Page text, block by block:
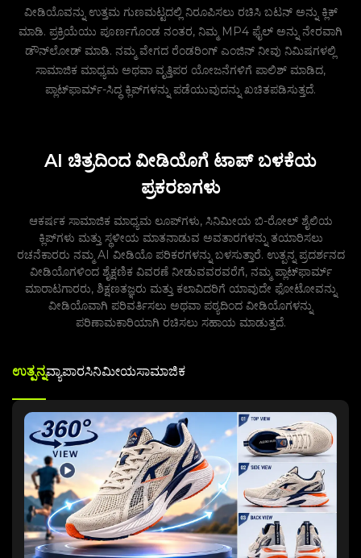
ವೀಡಿಯೊವನ್ನು ಉತ್ತಮ ಗುಣಮಟ್ಟದಲ್ಲಿ ನಿರೂಪಿಸಲು ರಚಿಸಿ ಬಟನ್ ಅನ್ನು ಕ್ಲಿಕ್
ಮಾಡಿ. ಪ್ರಕ್ರಿಯೆಯು ಪೂರ್ಣಗೊಂಡ ನಂತರ, ನಿಮ್ಮ MP4 ಫೈಲ್ ಅನ್ನು ನೇರವಾಗಿ
ಡೌನ್‌ಲೋಡ್ ಮಾಡಿ. ನಮ್ಮ ವೇಗದ ರೆಂಡರಿಂಗ್ ಎಂಜಿನ್ ನೀವು ನಿಮಿಷಗಳಲ್ಲಿ
ಸಾಮಾಜಿಕ ಮಾಧ್ಯಮ ಅಥವಾ ವೃತ್ತಿಪರ ಯೋಜನೆಗಳಿಗೆ ಪಾಲಿಶ್ ಮಾಡಿದ,
ಪ್ಲಾಟ್‌ಫಾರ್ಮ್-ಸಿದ್ಧ ಕ್ಲಿಪ್‌ಗಳನ್ನು ಪಡೆಯುವುದನ್ನು ಖಚಿತಪಡಿಸುತ್ತದೆ.
AI ಚಿತ್ರದಿಂದ ವೀಡಿಯೊಗೆ ಟಾಪ್ ಬಳಕೆಯ
ಪ್ರಕರಣಗಳು
ಆಕರ್ಷಕ ಸಾಮಾಜಿಕ ಮಾಧ್ಯಮ ಲೂಪ್‌ಗಳು, ಸಿನಿಮೀಯ ಬಿ-ರೋಲ್ ಶೈಲಿಯ
ಕ್ಲಿಪ್‌ಗಳು ಮತ್ತು ಸ್ಥಳೀಯ ಮಾತನಾಡುವ ಅವತಾರಗಳನ್ನು ತಯಾರಿಸಲು
ರಚನೆಕಾರರು ನಮ್ಮ AI ವೀಡಿಯೊ ಪರಿಕರಗಳನ್ನು ಬಳಸುತ್ತಾರೆ. ಉತ್ಪನ್ನ ಪ್ರದರ್ಶನದ
ವೀಡಿಯೊಗಳಿಂದ ಶೈಕ್ಷಣಿಕ ವಿವರಣೆ ನೀಡುವವರವರೆಗೆ, ನಮ್ಮ ಪ್ಲಾಟ್‌ಫಾರ್ಮ್
ಮಾರಾಟಗಾರರು, ಶಿಕ್ಷಣತಜ್ಞರು ಮತ್ತು ಕಲಾವಿದರಿಗೆ ಯಾವುದೇ ಫೋಟೋವನ್ನು
ವೀಡಿಯೊವಾಗಿ ಪರಿವರ್ತಿಸಲು ಅಥವಾ ಪಠ್ಯದಿಂದ ವೀಡಿಯೊಗಳನ್ನು
ಪರಿಣಾಮಕಾರಿಯಾಗಿ ರಚಿಸಲು ಸಹಾಯ ಮಾಡುತ್ತದೆ.
ಉತ್ಪನ್ನವ್ಯಾಪಾರಸಿನಿಮೀಯಸಾಮಾಜಿಕ